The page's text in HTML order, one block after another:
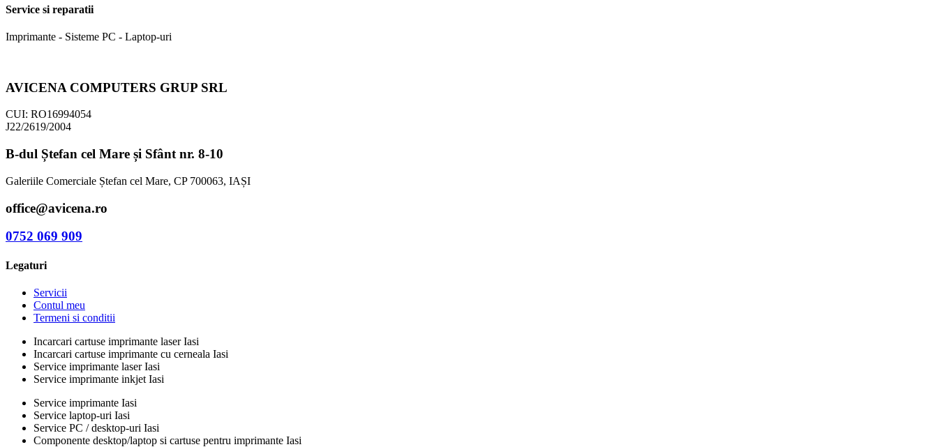
Service si reparatii
Imprimante - Sisteme PC - Laptop-uri
AVICENA COMPUTERS GRUP SRL
CUI: RO16994054
J22/2619/2004
B-dul Ștefan cel Mare și Sfânt nr. 8-10
Galeriile Comerciale Ștefan cel Mare, CP 700063, IAȘI
office@avicena.ro
0752 069 909
Legaturi
Servicii
Contul meu
Termeni si conditii
Incarcari cartuse imprimante laser Iasi
Incarcari cartuse imprimante cu cerneala Iasi
Service imprimante laser Iasi
Service imprimante inkjet Iasi
Service imprimante Iasi
Service laptop-uri Iasi
Service PC / desktop-uri Iasi
Componente desktop/laptop si cartuse pentru imprimante Iasi